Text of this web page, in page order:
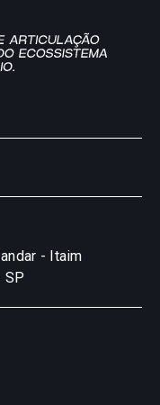
- Itaim
SP